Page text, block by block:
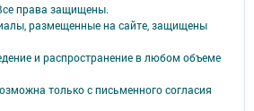
права защищены.
размещенные на сайте, защищены
и распространение в любом объеме
только с письменного согласия